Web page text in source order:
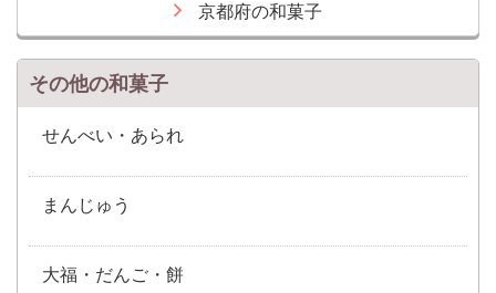
京都府の和菓子
その他の和菓子
せんべい・あられ
まんじゅう
大福・だんご・餅